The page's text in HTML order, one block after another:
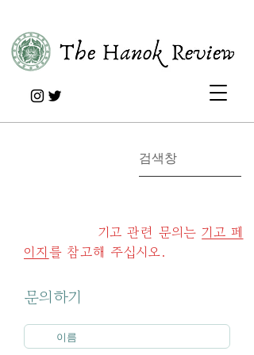
기고 관련 문의는기고 페
이지를 참고해 주십시오.
문의하기